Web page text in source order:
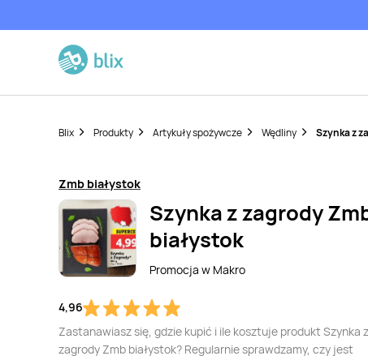
Blix Produkty Artykuły spożywcze Wędliny Szynka z
Zmb białystok
Szynka z zagrody
białystok
Promocja w Makro
4,96
Zastanawiasz się, gdzie kupić i ile kosztuje produkt Szynka z
zagrody Zmb białystok? Regularnie sprawdzamy, czy jest